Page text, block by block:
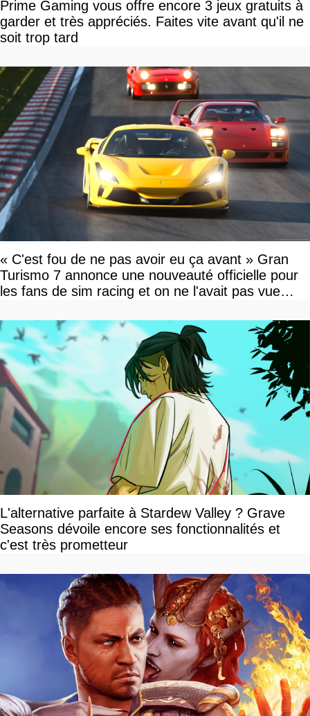
Prime Gaming vous offre encore 3 jeux gratuits à
garder et très appréciés. Faites vite avant qu'il ne
soit trop tard
« C'est fou de ne pas avoir eu ça avant » Gran
Turismo 7 annonce une nouveauté officielle pour
les fans de sim racing et on ne l'avait pas vue
L'alternative parfaite à Stardew Valley ? Grave
Seasons dévoile encore ses fonctionnalités et
c'est très prometteur